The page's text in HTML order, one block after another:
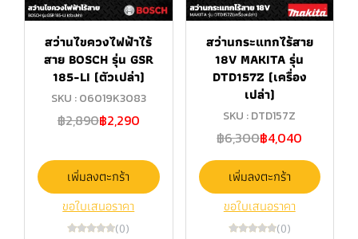
สว่านไขควงไฟฟ้าไร้
สาย BOSCH รุ่น GSR
185-LI (ตัวเปล่า)
SKU : 06019K3083
฿2,890฿2,290
เพิ่มลงตะกร้า
ขอใบเสนอราคา
(0)
สว่านกระแทกไร้สาย
18V MAKITA รุ่น
DTD157Z (เครื่อง
เปล่า)
SKU : DTD157Z
฿6,300฿4,040
เพิ่มลงตะกร้า
ขอใบเสนอราคา
(0)